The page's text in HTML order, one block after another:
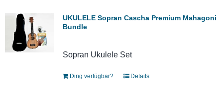
UKULELE Sopran Cascha Premium Mahagoni
Bundle
Sopran Ukulele Set
Ding verfügbar? Details